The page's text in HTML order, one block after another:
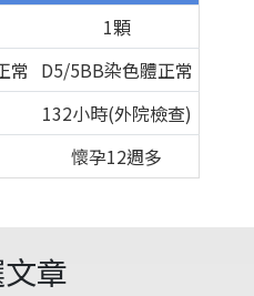
1顆
常 D5/5BB染色體正常
132小時(外院檢查)
懷孕12週多
章